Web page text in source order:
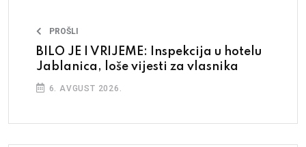
PROŠLI
BILO JE I VRIJEME: Inspekcija u hotelu
Jablanica, loše vijesti za vlasnika
6. AVGUST 2026.